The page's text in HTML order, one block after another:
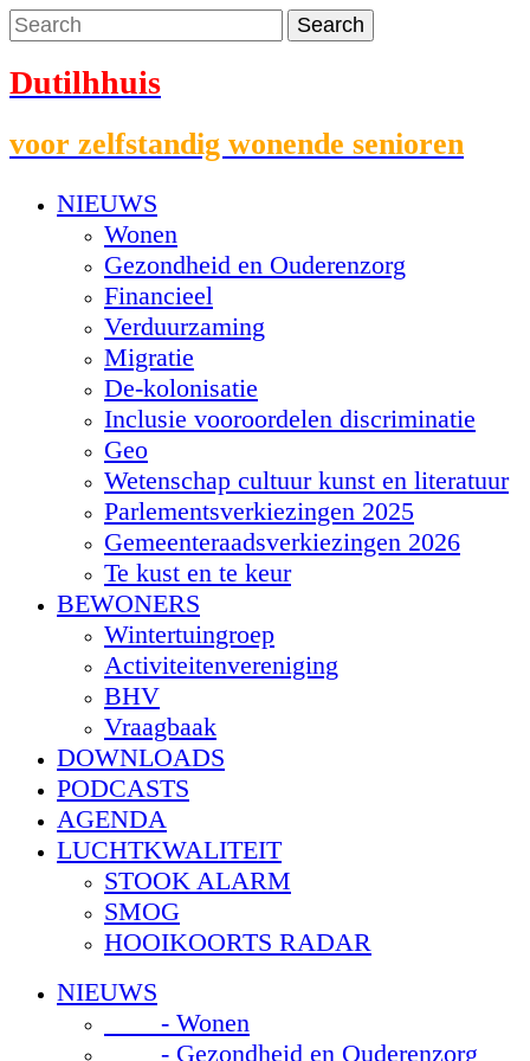
Dutilhhuis
voor zelfstandig wonende senioren
NIEUWS
Wonen
Gezondheid en Ouderenzorg
Financieel
Verduurzaming
Migratie
De-kolonisatie
Inclusie vooroordelen discriminatie
Geo
Wetenschap cultuur kunst en literatuur
Parlementsverkiezingen 2025
Gemeenteraadsverkiezingen 2026
Te kust en te keur
BEWONERS
Wintertuingroep
Activiteitenvereniging
BHV
Vraagbaak
DOWNLOADS
PODCASTS
AGENDA
LUCHTKWALITEIT
STOOK ALARM
SMOG
HOOIKOORTS RADAR
NIEUWS
- Wonen
- Gezondheid en Ouderenzorg